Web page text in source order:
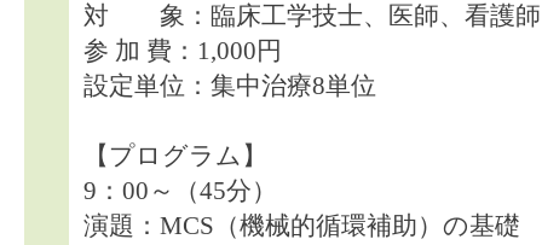
対 象：臨床工学技士、医師、看護師
参 加 費：1,000円
設定単位：集中治療8単位
【プログラム】
9：00～（45分）
演題：MCS（機械的循環補助）の基礎